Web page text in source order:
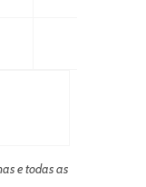
e todas as